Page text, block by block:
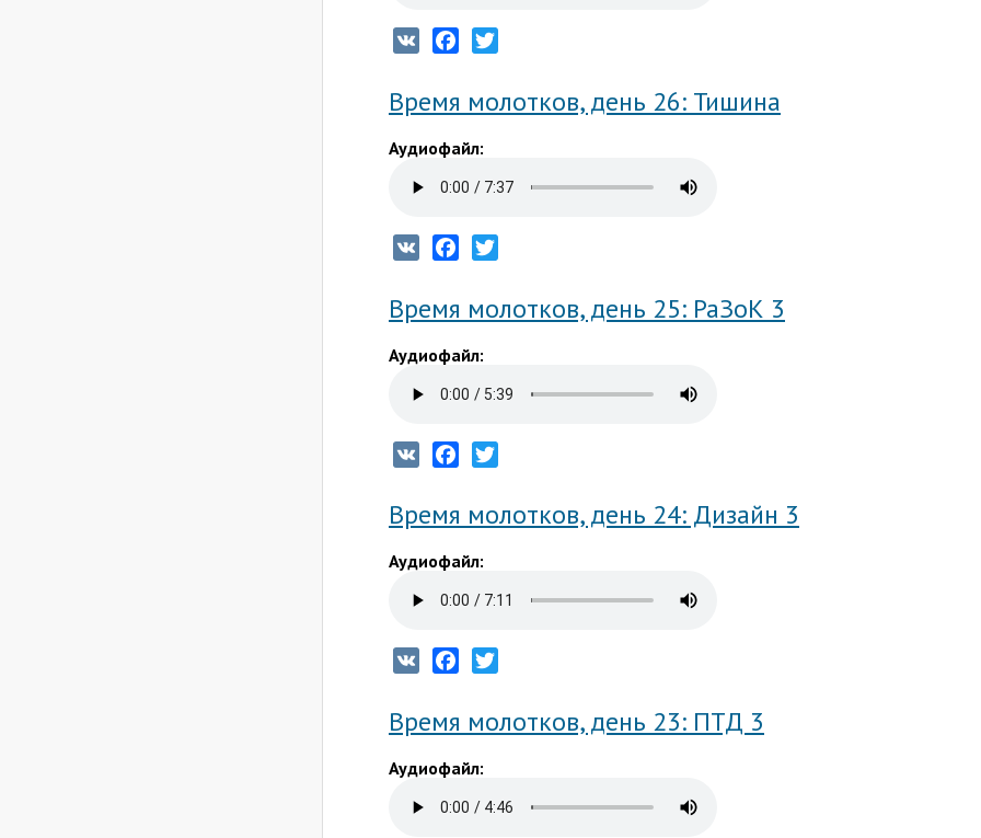
VK Facebook
Время молотков, день 26: Тишина
Аудиофайл:
VK Facebook
Время молотков, день 25: РаЗоК 3
Аудиофайл:
VK Facebook
Время молотков, день 24: Дизайн 3
Аудиофайл:
VK Facebook
Время молотков, день 23: ПТД 3
Аудиофайл: